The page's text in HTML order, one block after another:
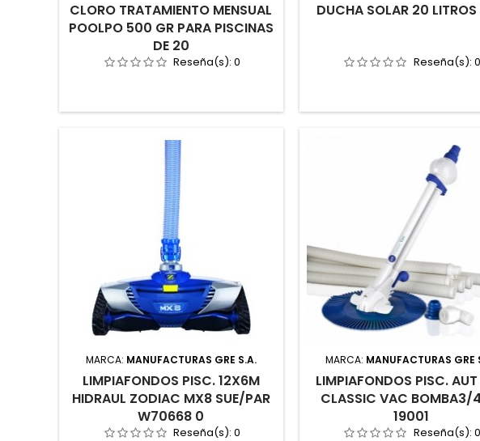
CLORO TRATAMIENTO MENSUAL
POOLPO 500 GR PARA PISCINAS
DE 20
Reseña(s):0
DUCHA SOLAR 20 LITROS
Reseña(s): 0
MARCA: MANUFACTURAS GRE S.A.
LIMPIAFONDOS PISC. 12X6M
HIDRAUL ZODIAC MX8 SUE/PAR
W70668 0
Reseña(s):0
MARCA: MANUFACTURAS GRE
LIMPIAFONDOS PISC. AUT
CLASSIC VAC BOMBA3/
19001
Reseña(s): 0